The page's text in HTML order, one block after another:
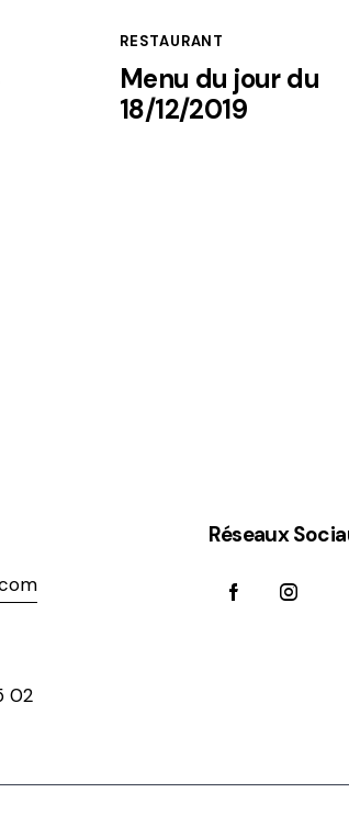
RESTAURANT
Menu du jour du
18/12/2019
02
Réseaux